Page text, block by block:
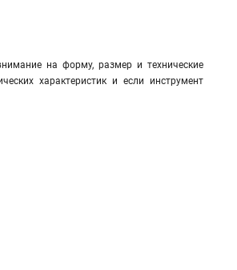
на форму, размер и технические
характеристик и если инструмент